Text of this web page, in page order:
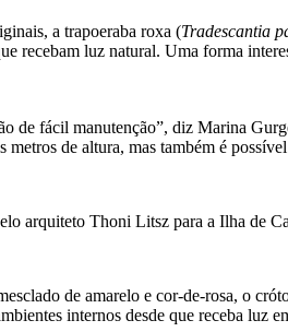
a trapoeraba roxa (Tradescantia
recebam luz natural. Uma forma
de fácil manutenção”, diz Marina
metros de altura, mas também é
arquiteto Thoni Litsz para a Ilha de
de amarelo e cor-de-rosa, o
internos desde que receba luz